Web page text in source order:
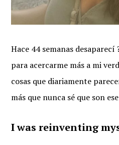
Hace 44 semanas
para acercarme más a mi
cosas que diariamente
más que nunca sé que son
I was reinventing